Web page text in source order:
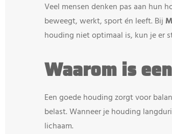
Veel mensen denken pas aan hun
beweegt, werkt, sport én leeft. Bij
houding niet optimaal is, kun je er
Waarom is
Een goede houding zorgt voor
belast. Wanneer je houding
lichaam.